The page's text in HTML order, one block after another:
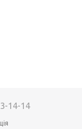
14-14